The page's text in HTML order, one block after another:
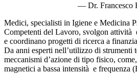
— Dr. Francesco
Medici, specialisti in Igiene e Medicina
Competenti del Lavoro, svolgon attività
e coordinano progetti di ricerca a
Da anni esperti nell’utilizzo di strumenti
meccanismi d’azione di tipo fisico,
magnetici a bassa intensità e frequenza